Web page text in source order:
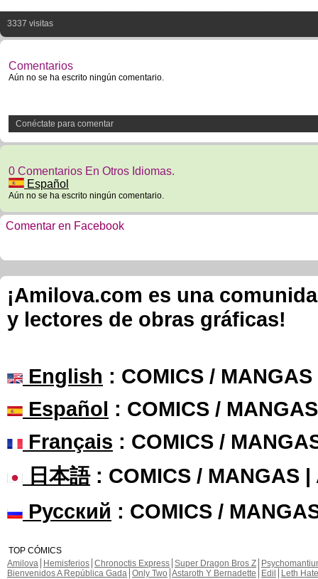
3337 visitas
Comentarios
Aún no se ha escrito ningún comentario.
Conéctate para comentar
0 Comentarios En Otros Idiomas.
Español
Aún no se ha escrito ningún comentario.
Comentar en Facebook
¡Amilova.com es una
y lectores de obras gráficas!
English : COMICS /
Español : COMICS /
Français : COMICS /
日本語: COMICS / MANGAS |
Русский : COMICS /
TOP CÓMICS
Amilova
Hemisferios Chronoctis Express Super Dragon Bros Z
Bienvenidos A República Gada Only Two Astaroth Y Bernadette Edil
Leth Hate